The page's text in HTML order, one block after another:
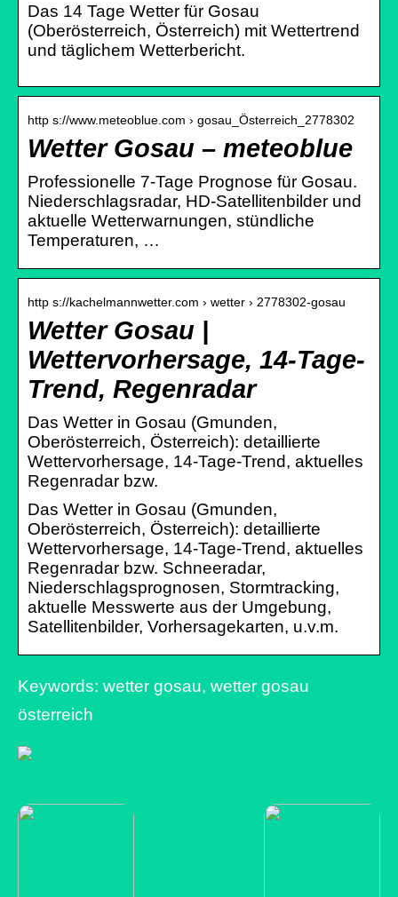
Das 14 Tage Wetter für Gosau
(Oberösterreich, Österreich) mit Wettertrend
und täglichem Wetterbericht.
http s://www.meteoblue.com › gosau_Österreich_2778302
Wetter Gosau – meteoblue
Professionelle 7-Tage Prognose für Gosau.
Niederschlagsradar, HD-Satellitenbilder und
aktuelle Wetterwarnungen, stündliche
Temperaturen, …
http s://kachelmannwetter.com › wetter › 2778302-gosau
Wetter Gosau |
Wettervorhersage, 14-Tage-
Trend, Regenradar
Das Wetter in Gosau (Gmunden,
Oberösterreich, Österreich): detaillierte
Wettervorhersage, 14-Tage-Trend, aktuelles
Regenradar bzw.
Das Wetter in Gosau (Gmunden,
Oberösterreich, Österreich): detaillierte
Wettervorhersage, 14-Tage-Trend, aktuelles
Regenradar bzw. Schneeradar,
Niederschlagsprognosen, Stormtracking,
aktuelle Messwerte aus der Umgebung,
Satellitenbilder, Vorhersagekarten, u.v.m.
Keywords: wetter gosau, wetter gosau
österreich